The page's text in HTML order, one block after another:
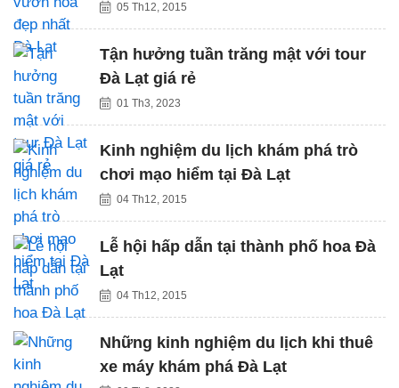
05 Th12, 2015
Tận hưởng tuần trăng mật với tour
Đà Lạt giá rẻ
01 Th3, 2023
Kinh nghiệm du lịch khám phá trò
chơi mạo hiểm tại Đà Lạt
04 Th12, 2015
Lễ hội hấp dẫn tại thành phố hoa Đà
Lạt
04 Th12, 2015
Những kinh nghiệm du lịch khi thuê
xe máy khám phá Đà Lạt